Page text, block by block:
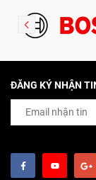
ĐĂNG KÝ NHẬN